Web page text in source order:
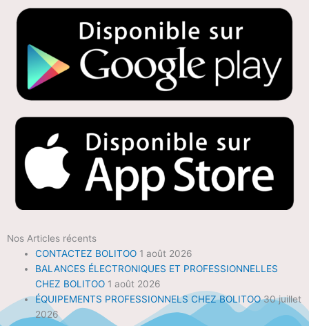
Nos Articles récents
CONTACTEZ BOLITOO 1 août 2026
BALANCES ÉLECTRONIQUES ET PROFESSIONNELLES
CHEZ BOLITOO 1 août 2026
ÉQUIPEMENTS PROFESSIONNELS CHEZ BOLITOO 30 juillet
2026